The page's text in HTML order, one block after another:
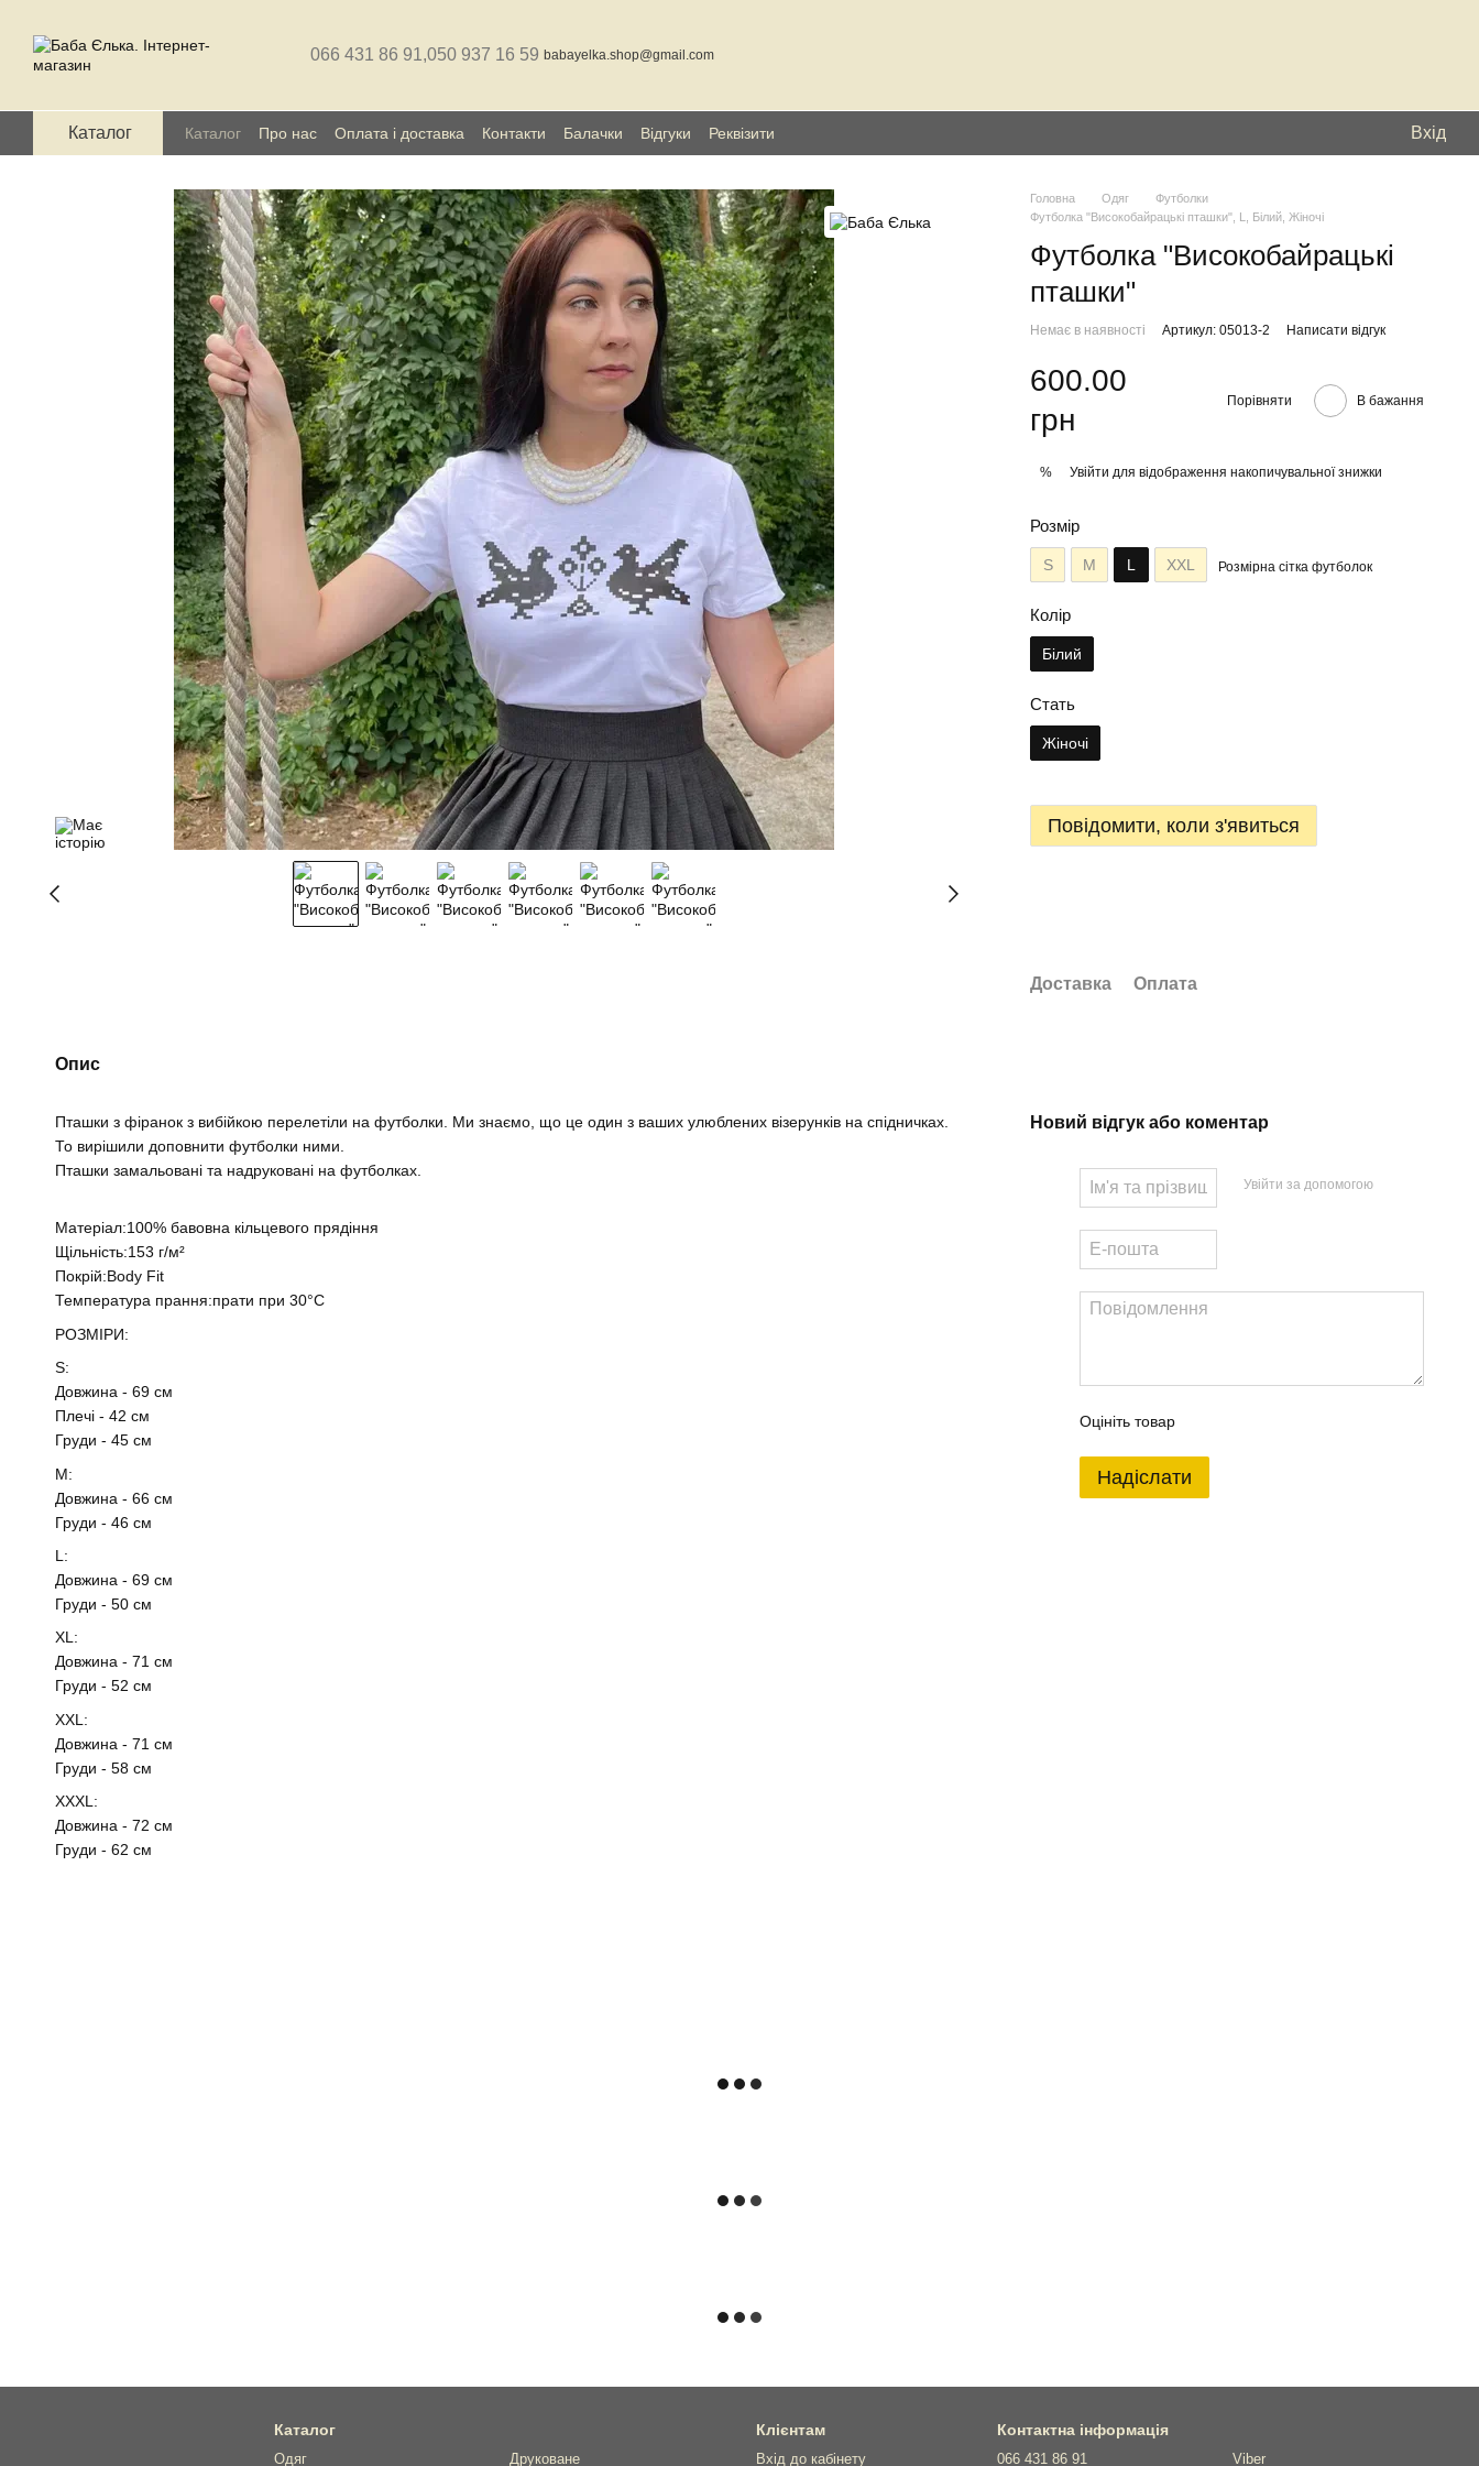
066 431 86 91,050 937 16 59 babayelka.shop@gmail.com
Каталог Каталог Про нас Оплата і доставка Контакти Балачки Відгуки Реквізити Вхід
Головна Одяг
Футболки
Футболка "Високобайрацькі пташки", L, Білий, Жіночі
Футболка "Високобайрацькі
пташки"
Немає в наявності Артикул: 05013-2 Написати відгук
600.00
грн
Порівняти В бажання
% Увійти для відображення накопичувальної знижки
Розмір
S M L XXL Розмірна сітка футболок
Колір
Білий
Стать
Жіночі
Повідомити, коли з'явиться
Доставка Оплата
Новий відгук або коментар
Увійти за допомогою
Оцініть товар
Надіслати
Опис
Пташки з фіранок з вибійкою перелетіли на футболки. Ми знаємо, що це один з ваших улюблених візерунків на спідничках.
То вирішили доповнити футболки ними.
Пташки замальовані та надруковані на футболках.
Матеріал:100% бавовна кільцевого прядіння
Щільність:153 г/м²
Покрій:Body Fit
Температура прання:прати при 30°C
РОЗМІРИ:
S:
Довжина - 69 см
Плечі - 42 см
Груди - 45 см
М:
Довжина - 66 см
Груди - 46 см
L:
Довжина - 69 см
Груди - 50 см
XL:
Довжина - 71 см
Груди - 52 см
ХXL:
Довжина - 71 см
Груди - 58 см
ХХXL:
Довжина - 72 см
Груди - 62 см
Каталог
Одяг Друковане
Клієнтам
Вхід до кабінету
Контактна інформація
066 431 86 91 Viber